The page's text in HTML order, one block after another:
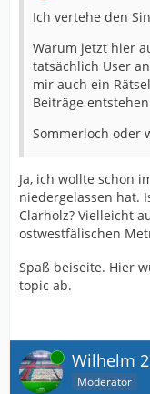
Ich vertehe den
Warum jetzt hier
tatsächlich User
mir auch ein
Beiträge
Sommerloch oder
Ja, ich wollte schon
niedergelassen hat.
Clarholz? Vielleicht
ostwestfälischen
Spaß beiseite. Hier
topic ab.
Online Wilhelm
Moderator